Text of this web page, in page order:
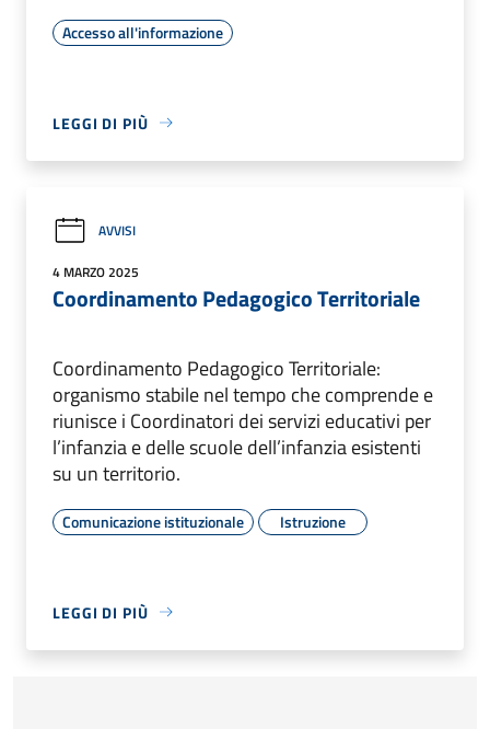
Accesso all'informazione
LEGGI DI PIÙ
AVVISI
4 MARZO 2025
Coordinamento Pedagogico Territoriale
Coordinamento Pedagogico Territoriale:
organismo stabile nel tempo che comprende e
riunisce i Coordinatori dei servizi educativi per
l’infanzia e delle scuole dell’infanzia esistenti
su un territorio.
Comunicazione istituzionale Istruzione
LEGGI DI PIÙ